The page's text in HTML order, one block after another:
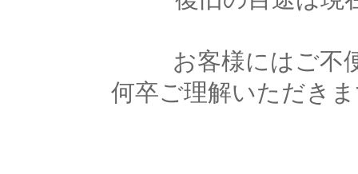
お客様にはご不
何卒ご理解いただき